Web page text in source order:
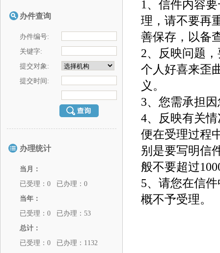
办件查询
办件编号:
关键字:
提交对象:
提交时间:
办理统计
当月：
已受理：0 已办理：0
当年：
已受理：0 已办理：53
总计：
已受理：0 已办理：1132